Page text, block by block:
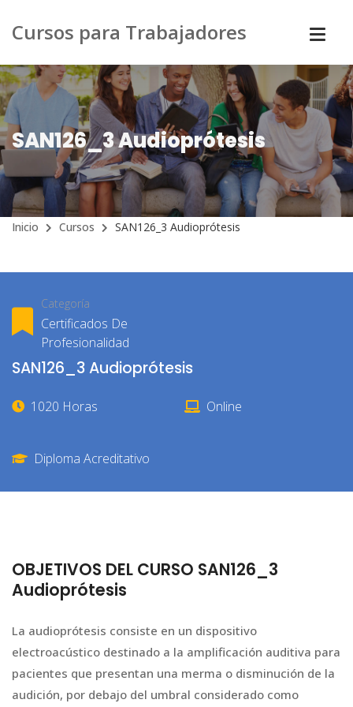
Cursos para Trabajadores
SAN126_3 Audioprótesis
Inicio Cursos SAN126_3 Audioprótesis
Categoría
Certificados De
Profesionalidad
SAN126_3 Audioprótesis
1020 Horas Online
Diploma Acreditativo
OBJETIVOS DEL CURSO SAN126_3
Audioprótesis
La audioprótesis consiste en un dispositivo
electroacústico destinado a la amplificación auditiva para
pacientes que presentan una merma o disminución de la
audición, por debajo del umbral considerado como